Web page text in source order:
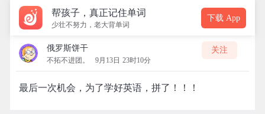
帮孩子，真正记住单词
少壮不努力，老大背单词
下载 App
俄罗斯饼干
不拓不进团。 9月13日 23时10分
关注
最后一次机会，为了学好英语，拼了！！！